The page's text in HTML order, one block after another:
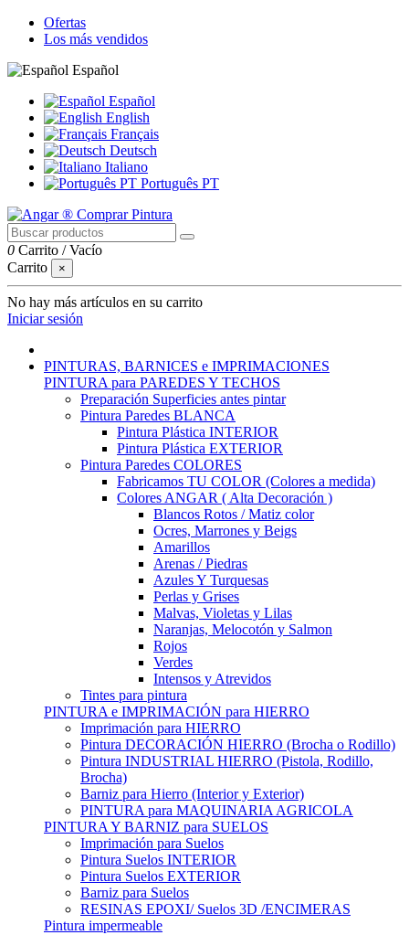
Ofertas
Los más vendidos
Español
Español
English
Français
Deutsch
Italiano
Português PT
0 Carrito /Vacío
Carrito
×
No hay más artículos en su carrito
Iniciar sesión
PINTURAS, BARNICES e IMPRIMACIONES
PINTURA para PAREDES Y TECHOS
Preparación Superficies antes pintar
Pintura Paredes BLANCA
Pintura Plástica INTERIOR
Pintura Plástica EXTERIOR
Pintura Paredes COLORES
Fabricamos TU COLOR (Colores a medida)
Colores ANGAR ( Alta Decoración )
Blancos Rotos / Matiz color
Ocres, Marrones y Beigs
Amarillos
Arenas / Piedras
Azules Y Turquesas
Perlas y Grises
Malvas, Violetas y Lilas
Naranjas, Melocotón y Salmon
Rojos
Verdes
Intensos y Atrevidos
Tintes para pintura
PINTURA e IMPRIMACIÓN para HIERRO
Imprimación para HIERRO
Pintura DECORACIÓN HIERRO (Brocha o Rodillo)
Pintura INDUSTRIAL HIERRO (Pistola, Rodillo,
Brocha)
Barniz para Hierro (Interior y Exterior)
PINTURA para MAQUINARIA AGRICOLA
PINTURA Y BARNIZ para SUELOS
Imprimación para Suelos
Pintura Suelos INTERIOR
Pintura Suelos EXTERIOR
Barniz para Suelos
RESINAS EPOXI/ Suelos 3D /ENCIMERAS
Pintura impermeable